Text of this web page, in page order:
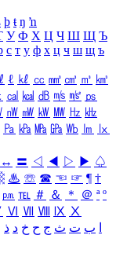
þ ŧ ŋ ŉ
У Ф Х Ц Ч Ш Щ Ъ
с т у ф х ц ч ш щ ъ
ℓ ㎘ ㏄ ㎣ ㎤ ㎥ ㎦
㎈ ㎉ ㏈ ㎧ ㎨ ㎰
㎻ ㎽ ㎾ ㎿ ㎐ ㎑
㎩ ㎪ ㎫ ㎬ ㏝ ㏐
㏓
↔ 〓 ◁ ◀ ▷ ▶ ♤
♨ ☏ ☎ ☜ ☞ ¶ †
㏘ ℡ ＃ ＆ ＊ ＠ ª º
Ⅵ Ⅶ Ⅷ Ⅸ Ⅹ
ب ت ث ج ح خ د ذ